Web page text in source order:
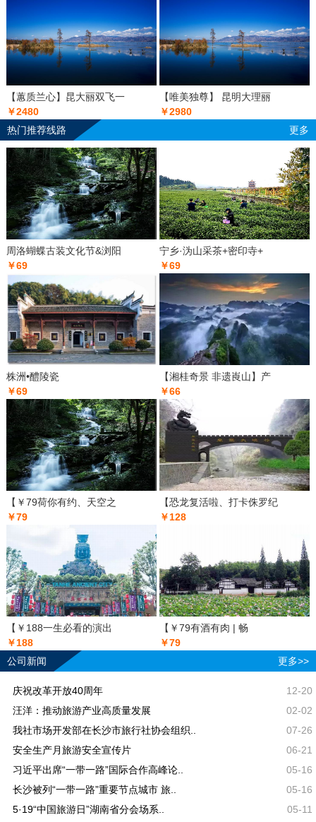
【蕙质兰心】昆大丽双飞一
￥2480
【唯美独尊】 昆明大理丽
￥2980
热门推荐线路
更多
周洛蝴蝶古装文化节&浏阳
￥69
宁乡·沩山采茶+密印寺+
￥69
株洲•醴陵瓷
￥69
【湘桂奇景 非遗崀山】产
￥66
【￥79荷你有约、天空之
￥79
【恐龙复活啦、打卡侏罗纪
￥128
【￥188一生必看的演出
￥188
【￥79有酒有肉 | 畅
￥79
公司新闻
更多>>
庆祝改革开放40周年
12-20
汪洋：推动旅游产业高质量发展
02-02
我社市场开发部在长沙市旅行社协会组织..
07-26
安全生产月旅游安全宣传片
06-21
习近平出席“一带一路”国际合作高峰论..
05-16
长沙被列“一带一路”重要节点城市 旅..
05-16
5·19“中国旅游日”湖南省分会场系..
05-11